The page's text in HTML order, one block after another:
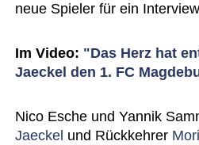
neue Spieler für ein
Im Video: "Das Herz hat
Jaeckel den 1. FC
Nico Esche und Yannik
Jaeckel und Rückkehrer